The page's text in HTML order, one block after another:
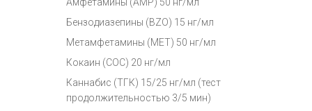
Бензодиазепины (BZO) 15 нг/мл
Метамфетамины (MET) 50 нг/мл
Кокаин (COC) 20 нг/мл
Каннабис (ТГК) 15/25 нг/мл (тест
продолжительностью 3/5 мин)